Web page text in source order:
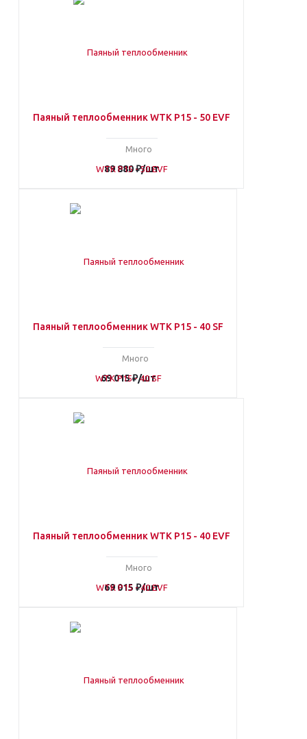
Паяный теплообменник WTK P15 - 50 EVF
Много
89 880₽/шт
Паяный теплообменник WTK P15 - 40 SF
Много
69 015₽/шт
Паяный теплообменник WTK P15 - 40 EVF
Много
69 015 ₽/шт